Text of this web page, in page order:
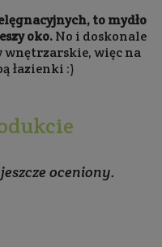
to mydło
oko.No i doskonale
wnętrzarskie, więc na
łazienki :)
oceniony.